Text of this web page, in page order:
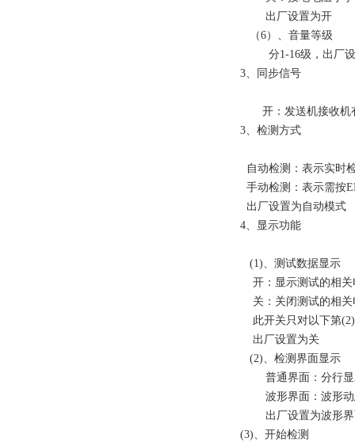
出厂设置为开
（6）、音量等级
分1-16级，出厂设
3、同步信号
开：发送机接收机
3、检测方式
自动检测：表示实时
手动检测：表示需按
出厂设置为自动模式
4、显示功能
(1)、测试数据显示
开：显示测试的相关
关：关闭测试的相关
此开关只对以下第
出厂设置为关
(2)、检测界面显示
普通界面：分行显
波形界面：波形动
出厂设置为波形界
(3)、开始检测